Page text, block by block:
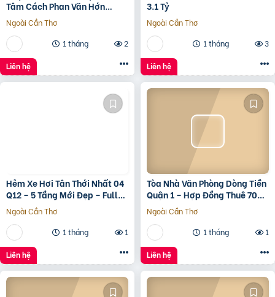
Tâm Cách Phan Văn Hớn
100m
Ngoài Cần Thơ
1 tháng
2
Liên hệ
3.1 Tỷ
Ngoài Cần Thơ
1 tháng
3
Liên hệ
Hẻm Xe Hơi Tân Thới Nhất 04
Q12 – 5 Tầng Mới Đẹp – Full
Nội Thất – Giá 7.3 Tỷ
Ngoài Cần Thơ
1 tháng
1
Liên hệ
Tòa Nhà Văn Phòng Dòng Tiền
Quận 1 – Hợp Đồng Thuê 700
Triệu/Tháng – 490 Tỷ
Ngoài Cần Thơ
1 tháng
1
Liên hệ